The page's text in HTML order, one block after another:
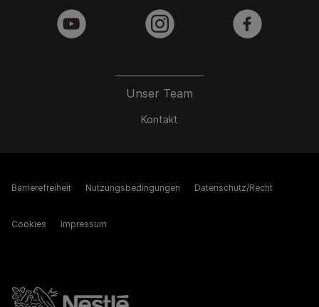
Unser Team
Kontakt
youtube instagram facebook
Barrierefreiheit Nutzungsbedingungen Datenschutz/Recht
Cookies Impressum